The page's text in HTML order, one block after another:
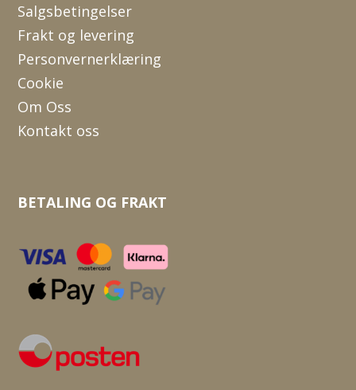
Salgsbetingelser
Frakt og levering
Personvernerklæring
Cookie
Om Oss
Kontakt oss
BETALING OG FRAKT